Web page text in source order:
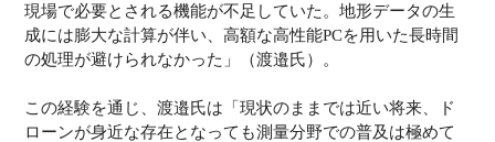
現場で必要とされる機能が不足していた。地形データの生
成には膨大な計算が伴い、高額な高性能PCを用いた長時間
の処理が避けられなかった」（渡邉氏）。
この経験を通じ、渡邉氏は「現状のままでは近い将来、ド
ローンが身近な存在となっても測量分野での普及は極めて